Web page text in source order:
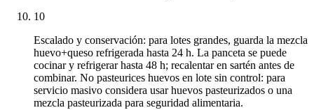
10
Escalado y conservación: para lotes grandes, guarda la mezcla
huevo+queso refrigerada hasta 24 h. La panceta se puede
cocinar y refrigerar hasta 48 h; recalentar en sartén antes de
combinar. No pasteurices huevos en lote sin control: para
servicio masivo considera usar huevos pasteurizados o una
mezcla pasteurizada para seguridad alimentaria.